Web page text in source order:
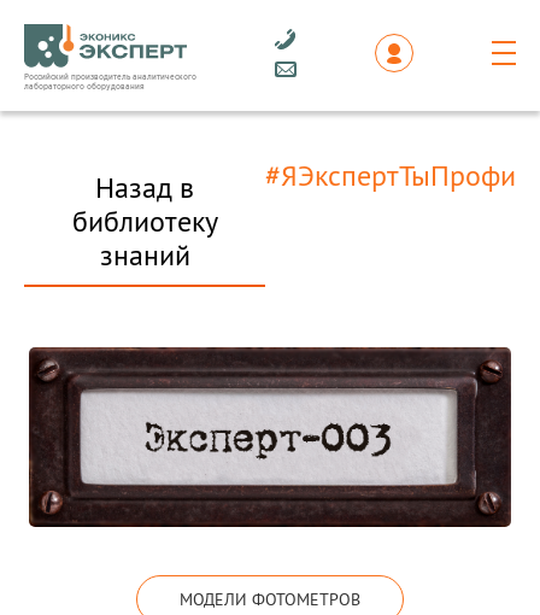
Назад в
библиотеку
знаний
#ЯЭкспертТыПрофи
МОДЕЛИ ФОТОМЕТРОВ
Российский производитель аналитического
лабораторного оборудования